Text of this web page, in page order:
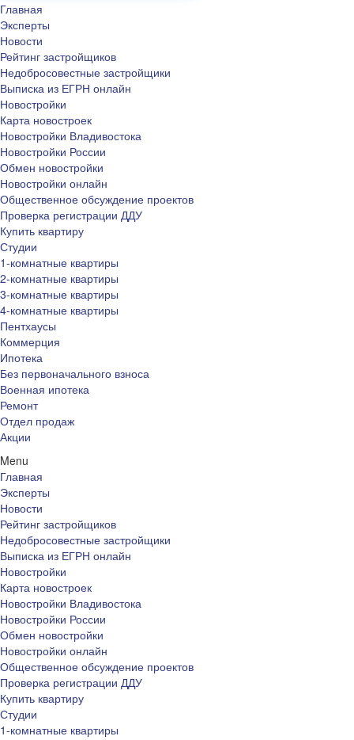
Главная
Эксперты
Новости
Рейтинг застройщиков
Недобросовестные застройщики
Выписка из ЕГРН онлайн
Новостройки
Карта новостроек
Новостройки Владивостока
Новостройки России
Обмен новостройки
Новостройки онлайн
Общественное обсуждение проектов
Проверка регистрации ДДУ
Купить квартиру
Студии
1-комнатные квартиры
2-комнатные квартиры
3-комнатные квартиры
4-комнатные квартиры
Пентхаусы
Коммерция
Ипотека
Без первоначального взноса
Военная ипотека
Ремонт
Отдел продаж
Акции
Menu
Главная
Эксперты
Новости
Рейтинг застройщиков
Недобросовестные застройщики
Выписка из ЕГРН онлайн
Новостройки
Карта новостроек
Новостройки Владивостока
Новостройки России
Обмен новостройки
Новостройки онлайн
Общественное обсуждение проектов
Проверка регистрации ДДУ
Купить квартиру
Студии
1-комнатные квартиры